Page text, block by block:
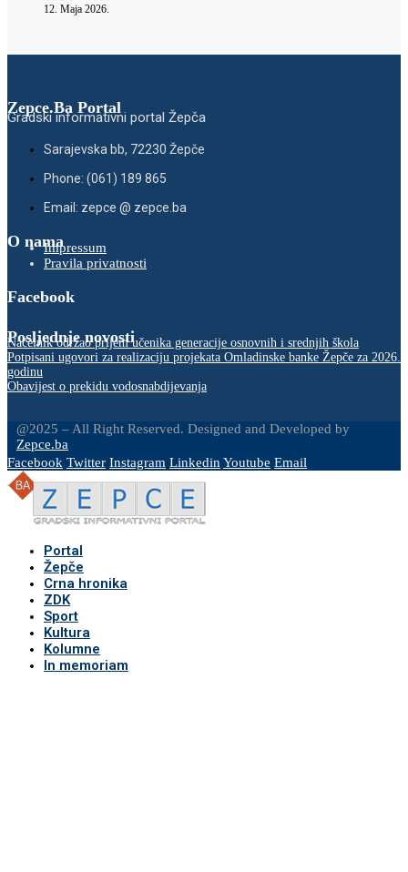
12. Maja 2026.
Zepce.Ba Portal
Gradski informativni portal Žepča
Sarajevska bb, 72230 Žepče
Phone: (061) 189 865
Email: zepce @ zepce.ba
O namaImpressum
Pravila privatnosti
Facebook
Posljednje novosti
Načelnik održao prijem učenika generacije osnovnih i srednjih škola
Potpisani ugovori za realizaciju projekata Omladinske banke Žepče za 2026.
godinu
Obavijest o prekidu vodosnabdijevanja
@2025 – All Right Reserved. Designed and Developed by
Zepce.ba
Facebook Twitter Instagram Linkedin Youtube Email
Portal
Žepče
Crna hronika
ZDK
Sport
Kultura
Kolumne
In memoriam